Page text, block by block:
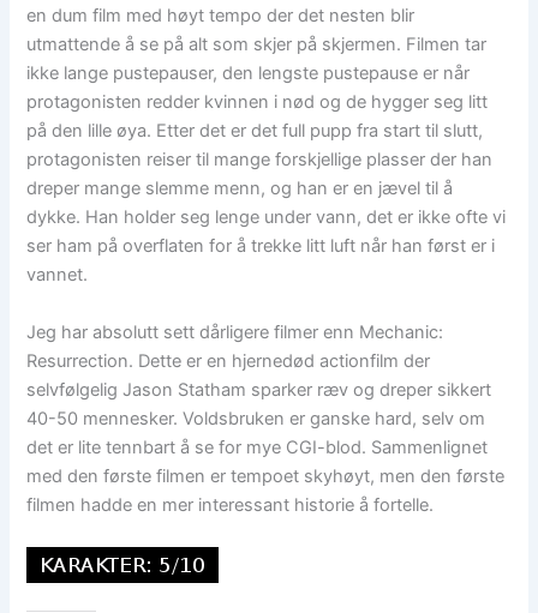
en dum film med høyt tempo der det nesten blir
utmattende å se på alt som skjer på skjermen. Filmen tar
ikke lange pustepauser, den lengste pustepause er når
protagonisten redder kvinnen i nød og de hygger seg litt
på den lille øya. Etter det er det full pupp fra start til slutt,
protagonisten reiser til mange forskjellige plasser der han
dreper mange slemme menn, og han er en jævel til å
dykke. Han holder seg lenge under vann, det er ikke ofte vi
ser ham på overflaten for å trekke litt luft når han først er i
vannet.
Jeg har absolutt sett dårligere filmer enn Mechanic:
Resurrection. Dette er en hjernedød actionfilm der
selvfølgelig Jason Statham sparker ræv og dreper sikkert
40-50 mennesker. Voldsbruken er ganske hard, selv om
det er lite tennbart å se for mye CGI-blod. Sammenlignet
med den første filmen er tempoet skyhøyt, men den første
filmen hadde en mer interessant historie å fortelle.